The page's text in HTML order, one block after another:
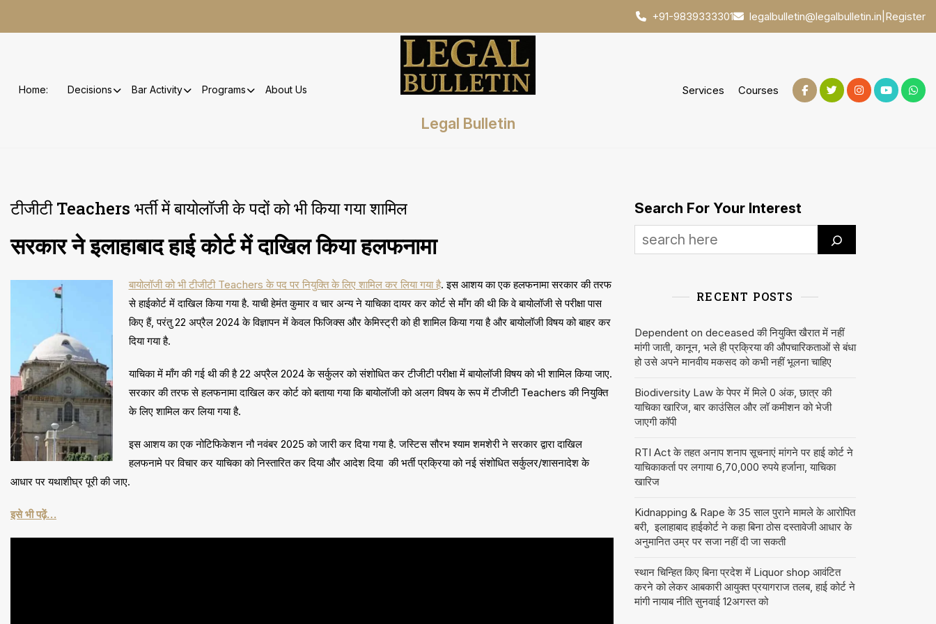
+91-9839333301 legalbulletin@legalbulletin.in Register
Home: Decisions Bar Activity Programs About Us
Legal Bulletin
Services Courses
टीजीटी Teachers भर्ती में बायोलॉजी के पदों को भी किया गया शामिल
सरकार ने इलाहाबाद हाई कोर्ट में दाखिल किया हलफनामा
बायोलॉजी को भी टीजीटी Teachers के पद पर नियुक्ति के लिए शामिल कर लिया गया है. इस आशय का एक हलफनामा सरकार की तरफ
से हाईकोर्ट में दाखिल किया गया है. याची हेमंत कुमार व चार अन्य ने याचिका दायर कर कोर्ट से माँग की थी कि वे बायोलॉजी से परीक्षा पास
किए हैं, परंतु 22 अप्रैल 2024 के विज्ञापन में केवल फिजिक्स और केमिस्ट्री को ही शामिल किया गया है और बायोलॉजी विषय को बाहर कर
दिया गया है.
याचिका में माँग की गई थी की है 22 अप्रैल 2024 के सर्कुलर को संशोधित कर टीजीटी परीक्षा में बायोलॉजी विषय को भी शामिल किया जाए.
सरकार की तरफ से हलफनामा दाखिल कर कोर्ट को बताया गया कि बायोलॉजी को अलग विषय के रूप में टीजीटी Teachers की नियुक्ति
के लिए शामिल कर लिया गया है.
इस आशय का एक नोटिफिकेशन नौ नवंबर 2025 को जारी कर दिया गया है. जस्टिस सौरभ श्याम शमशेरी ने सरकार द्वारा दाखिल
हलफनामे पर विचार कर याचिका को निस्तारित कर दिया और आदेश दिया की भर्ती प्रक्रिया को नई संशोधित सर्कुलर/शासनादेश के
आधार पर यथाशीघ्र पूरी की जाए.
इसे भी पढ़ें…
Search For Your Interest
RECENT POSTS
Dependent on deceased की नियुक्ति खैरात में नहीं
मांगी जाती, कानून, भले ही प्रक्रिया की औपचारिकताओं से बंधा
हो उसे अपने मानवीय मकसद को कभी नहीं भूलना चाहिए
Biodiversity Law के पेपर में मिले 0 अंक, छात्र की
याचिका खारिज, बार काउंसिल और लॉ कमीशन को भेजी
जाएगी कॉपी
RTI Act के तहत अनाप शनाप सूचनाएं मांगने पर हाई कोर्ट ने
याचिकाकर्ता पर लगाया 6,70,000 रुपये हर्जाना, याचिका
खारिज
Kidnapping & Rape के 35 साल पुराने मामले के आरोपित
बरी, इलाहाबाद हाईकोर्ट ने कहा बिना ठोस दस्तावेजी आधार के
अनुमानित उम्र पर सजा नहीं दी जा सकती
स्थान चिन्हित किए बिना प्रदेश में Liquor shop आवंटित
करने को लेकर आबकारी आयुक्त प्रयागराज तलब, हाई कोर्ट ने
मांगी नायाब नीति सुनवाई 12अगस्त को